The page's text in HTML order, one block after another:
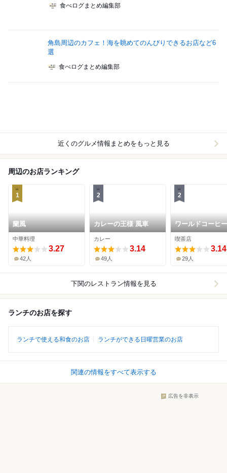
食べログまとめ編集部
角島周辺のカフェ！海を眺めてのんびりできるお店など6
選
食べログまとめ編集部
近くのグルメ情報まとめをもっと見る
周辺のお店ランキング
1
蘭風
中華料理
3.27
42人
2
カレーの王様 風車
カレー
3.14
49人
2
ワールドコーヒ
ップ 王司店
喫茶店
3.14
29人
下関のレストラン情報を見る
ランチのお店を探す
ランチで使える和食のお店 ランチができる日曜営業のお店
関連の情報をすべて表示する
広告を非表示